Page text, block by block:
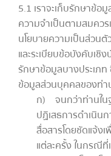
5.1 เราจะเก็บรักษาข้
ความจำเป็นตามสมคว
นโยบายความเป็นส่วน
และระเบียบข้อบังคับเ
รักษาข้อมูลบางประเภท
ข้อมูลส่วนบุคคลของท่า
ก) จนกว่าท่านใน
ปฏิเสธการดำเนิน
สื่อสารโดยชัดแจ้ง
แต่ละครั้ง ในกรณี